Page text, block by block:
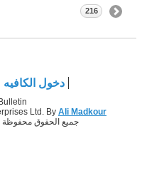
216
دخول الكافيه
Ltd. By Ali Madkour
جميع الحقوق محفوظة